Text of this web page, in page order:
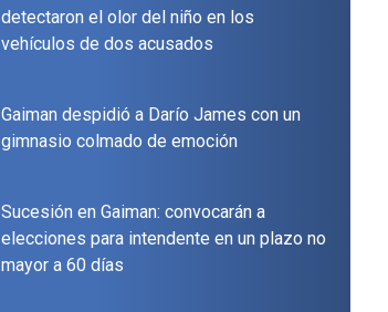
detectaron el olor del niño en los
vehículos de dos acusados
Gaiman despidió a Darío James con un
gimnasio colmado de emoción
Sucesión en Gaiman: convocarán a
elecciones para intendente en un plazo no
mayor a 60 días